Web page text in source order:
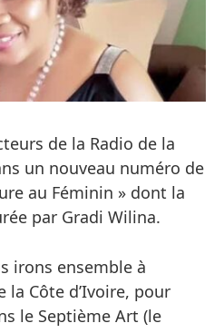
de la Radio de la
un nouveau numéro de
au Féminin » dont la
par Gradi Wilina.
irons ensemble à
Côte d’Ivoire, pour
le Septième Art (le